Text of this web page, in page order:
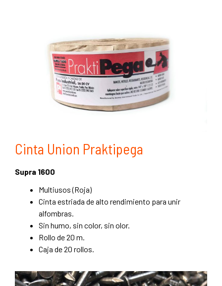
Cinta Union Praktipega
Supra 1600
Multiusos (Roja)
Cinta estriada de alto rendimiento para unir
alfombras.
Sin humo, sin color, sin olor.
Rollo de 20 m.
Caja de 20 rollos.